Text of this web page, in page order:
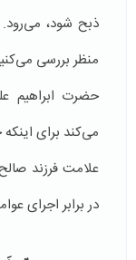
ذبح شود، می‌رود.
منظر بررسی
حضرت ابراهیم
می‌کند برای
علامت فرزند
در برابر اجرای